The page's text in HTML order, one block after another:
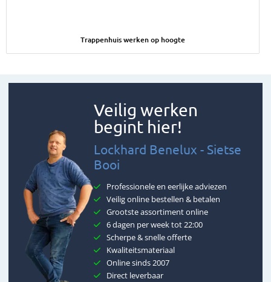
Trappenhuis werken op hoogte
Veilig werken
begint hier!
Lockhard Benelux - Sietse
Booi
Professionele en eerlijke adviezen
Veilig online bestellen & betalen
Grootste assortiment online
6 dagen per week tot 22:00
Scherpe & snelle offerte
Kwaliteitsmateriaal
Online sinds 2007
Direct leverbaar